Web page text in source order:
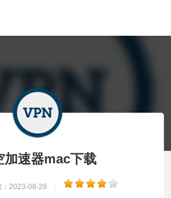
加速器mac下载
：2023-08-28